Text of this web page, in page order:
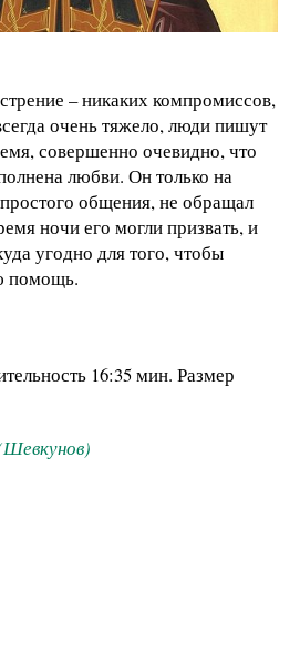
– никаких компромиссов,
очень тяжело, люди пишут
совершенно очевидно, что
любви. Он только на
общения, не обращал
ночи его могли призвать, и
угодно для того, чтобы
помощь.
16:35 мин. Размер